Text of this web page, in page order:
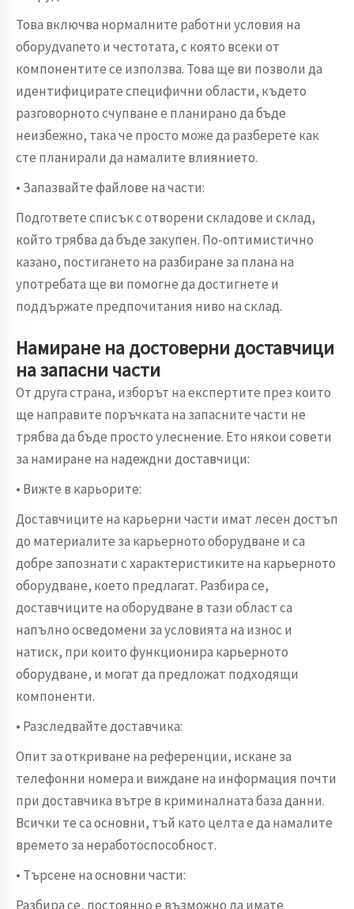
Това включва нормалните работни условия на
оборудvanето и честотата, с която всеки от
компонентите се използва. Това ще ви позволи да
идентифицирате специфични области, където
разговорното счупване е планирано да бъде
неизбежно, така че просто може да разберете как
сте планирали да намалите влиянието.
• Запазвайте файлове на части:
Подгответе списък с отворени складове и склад,
който трябва да бъде закупен. По-оптимистично
казано, постигането на разбиране за плана на
употребата ще ви помогне да достигнете и
поддържате предпочитания ниво на склад.
Намиране на достоверни доставчици
на запасни части
От друга страна, изборът на експертите през които
ще направите поръчката на запасните части не
трябва да бъде просто улеснение. Ето някои совети
за намиране на надеждни доставчици:
• Вижте в карьорите:
Доставчиците на карьерни части имат лесен достъп
до материалите за карьерното оборудване и са
добре запознати с характеристиките на карьерното
оборудване, което предлагат. Разбира се,
доставчиците на оборудване в тази област са
напълно осведомени за условията на износ и
натиск, при които функционира карьерното
оборудване, и могат да предложат подходящи
компоненти.
• Разследвайте доставчика:
Опит за откриване на референции, искане за
телефонни номера и виждане на информация почти
при доставчика вътре в криминалната база данни.
Всички те са основни, тъй като целта е да намалите
времето за неработоспособност.
• Търсене на основни части:
Разбира се, постоянно е възможно да имате